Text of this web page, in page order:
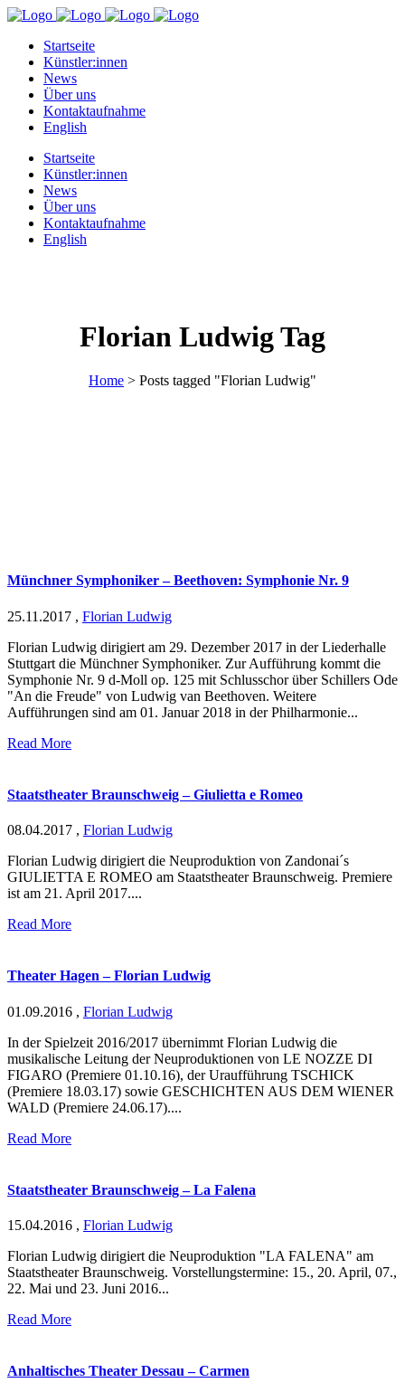
Startseite
Künstler:innen
News
Über uns
Kontaktaufnahme
English
Startseite
Künstler:innen
News
Über uns
Kontaktaufnahme
English
Florian Ludwig Tag
Home > Posts tagged "Florian Ludwig"
Münchner Symphoniker – Beethoven: Symphonie Nr. 9
25.11.2017 , Florian Ludwig
Florian Ludwig dirigiert am 29. Dezember 2017 in der Liederhalle
Stuttgart die Münchner Symphoniker. Zur Aufführung kommt die
Symphonie Nr. 9 d-Moll op. 125 mit Schlusschor über Schillers Ode
"An die Freude" von Ludwig van Beethoven. Weitere
Aufführungen sind am 01. Januar 2018 in der Philharmonie...
Read More
Staatstheater Braunschweig – Giulietta e Romeo
08.04.2017 , Florian Ludwig
Florian Ludwig dirigiert die Neuproduktion von Zandonai´s
GIULIETTA E ROMEO am Staatstheater Braunschweig. Premiere
ist am 21. April 2017....
Read More
Theater Hagen – Florian Ludwig
01.09.2016 , Florian Ludwig
In der Spielzeit 2016/2017 übernimmt Florian Ludwig die
musikalische Leitung der Neuproduktionen von LE NOZZE DI
FIGARO (Premiere 01.10.16), der Uraufführung TSCHICK
(Premiere 18.03.17) sowie GESCHICHTEN AUS DEM WIENER
WALD (Premiere 24.06.17)....
Read More
Staatstheater Braunschweig – La Falena
15.04.2016 , Florian Ludwig
Florian Ludwig dirigiert die Neuproduktion "LA FALENA" am
Staatstheater Braunschweig. Vorstellungstermine: 15., 20. April, 07.,
22. Mai und 23. Juni 2016...
Read More
Anhaltisches Theater Dessau – Carmen